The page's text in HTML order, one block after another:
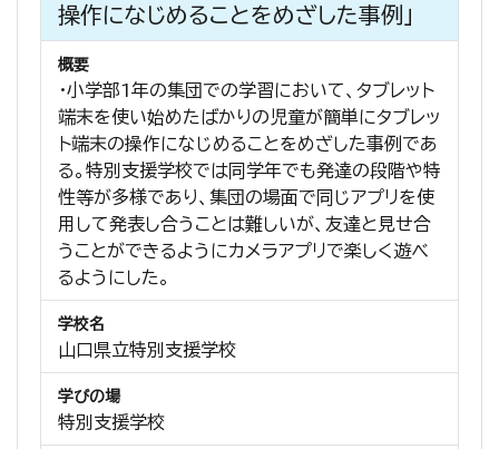
操作になじめることをめざした事例」
概要
・小学部1年の集団での学習において、タブレット
端末を使い始めたばかりの児童が簡単にタブレッ
ト端末の操作になじめることをめざした事例であ
る。特別支援学校では同学年でも発達の段階や特
性等が多様であり、集団の場面で同じアプリを使
用して発表し合うことは難しいが、友達と見せ合
うことができるようにカメラアプリで楽しく遊べ
るようにした。
学校名
山口県立特別支援学校
学びの場
特別支援学校